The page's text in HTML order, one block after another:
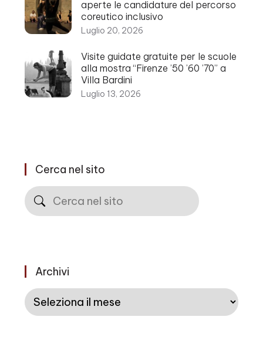
aperte le candidature del percorso
coreutico inclusivo
Luglio 20, 2026
Visite guidate gratuite per le scuole
alla mostra “Firenze ’50 ’60 ’70” a
Villa Bardini
Luglio 13, 2026
Cerca nel sito
Cerca
Archivi
Archivi